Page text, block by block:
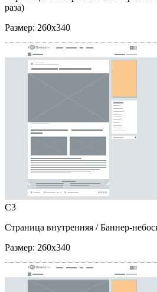
раза)
Размер: 260x340
C3
Страница внутренняя / Баннер-
Размер: 260x340